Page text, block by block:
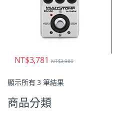
NT$3,781 NT$3,980
顯示所有 3 筆結果
商品分類